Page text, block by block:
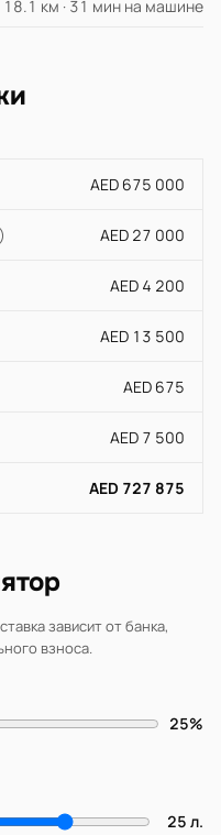
18.1 км · 31 мин на машине
AED 675 000
AED 27 000
AED 4 200
AED 13 500
AED 675
AED 7 500
AED 727 875
зависит от банка,
взноса.
25%
25 л.